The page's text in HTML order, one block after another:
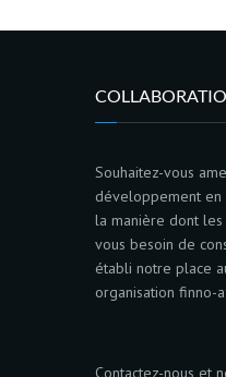
Souhaitez-vous
développement en
la manière dont
vous besoin de
établi notre place
organisation finno-
Contactez-nous et